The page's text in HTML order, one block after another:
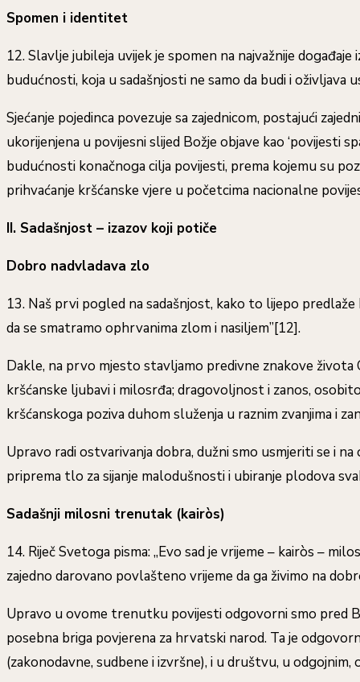
Spomen i identitet
12. Slavlje jubileja uvijek je spomen na najvažnije
budućnosti, koja u sadašnjosti ne samo da budi i
Sjećanje pojedinca povezuje sa zajednicom, postajući
ukorijenjena u povijesni slijed Božje objave kao ‘povijesti
budućnosti konačnoga cilja povijesti, prema kojemu su
prihvaćanje kršćanske vjere u početcima nacionalne
II. Sadašnjost – izazov koji potiče
Dobro nadvladava zlo
13. Naš prvi pogled na sadašnjost, kako to lijepo
da se smatramo ophrvanima zlom i nasiljem”[12].
Dakle, na prvo mjesto stavljamo predivne znakove života
kršćanske ljubavi i milosrđa; dragovoljnost i zanos,
kršćanskoga poziva duhom služenja u raznim zvanjima i
Upravo radi ostvarivanja dobra, dužni smo usmjeriti se i
priprema tlo za sijanje malodušnosti i ubiranje plodova
Sadašnji milosni trenutak (kairòs)
14. Riječ Svetoga pisma: „Evo sad je vrijeme – kairòs –
zajedno darovano povlašteno vrijeme da ga živimo na
Upravo u ovome trenutku povijesti odgovorni smo pred
posebna briga povjerena za hrvatski narod. Ta je
(zakonodavne, sudbene i izvršne), i u društvu, u